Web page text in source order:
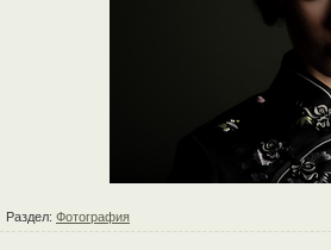
Раздел: Фотография